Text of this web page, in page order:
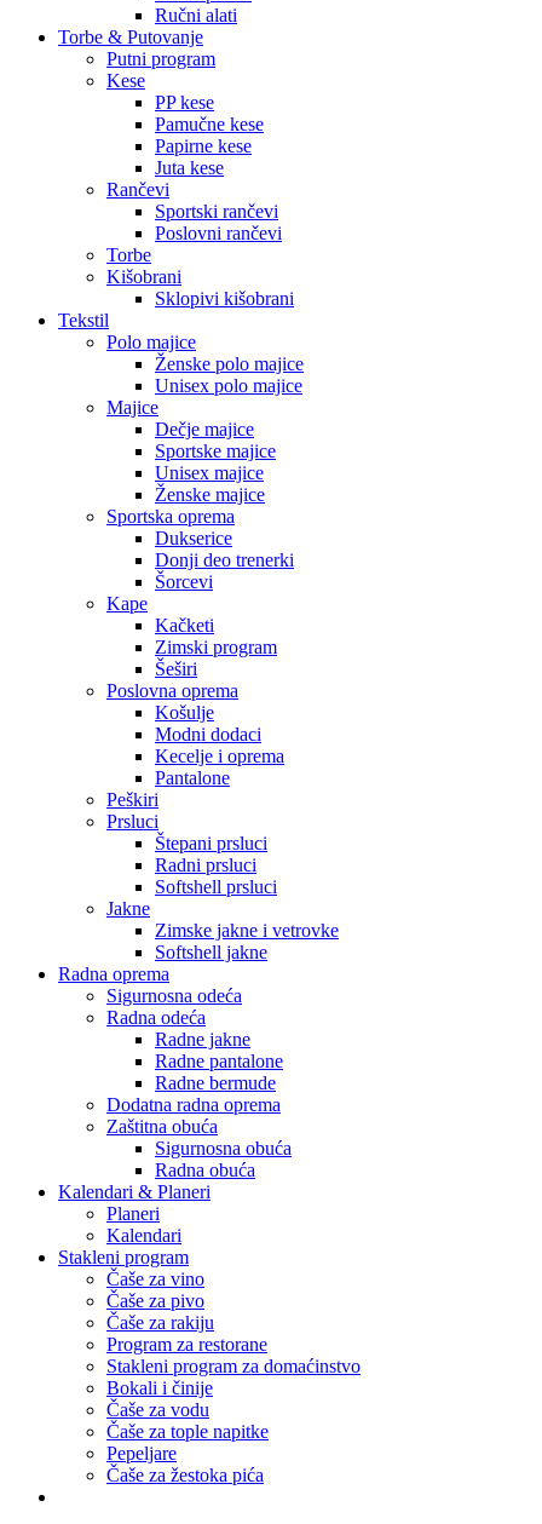
Ručni alati
Torbe & Putovanje
Putni program
Kese
PP kese
Pamučne kese
Papirne kese
Juta kese
Rančevi
Sportski rančevi
Poslovni rančevi
Torbe
Kišobrani
Sklopivi kišobrani
Tekstil
Polo majice
Ženske polo majice
Unisex polo majice
Majice
Dečje majice
Sportske majice
Unisex majice
Ženske majice
Sportska oprema
Dukserice
Donji deo trenerki
Šorcevi
Kape
Kačketi
Zimski program
Šeširi
Poslovna oprema
Košulje
Modni dodaci
Kecelje i oprema
Pantalone
Peškiri
Prsluci
Štepani prsluci
Radni prsluci
Softshell prsluci
Jakne
Zimske jakne i vetrovke
Softshell jakne
Radna oprema
Sigurnosna odeća
Radna odeća
Radne jakne
Radne pantalone
Radne bermude
Dodatna radna oprema
Zaštitna obuća
Sigurnosna obuća
Radna obuća
Kalendari & Planeri
Planeri
Kalendari
Stakleni program
Čaše za vino
Čaše za pivo
Čaše za rakiju
Program za restorane
Stakleni program za domaćinstvo
Bokali i činije
Čaše za vodu
Čaše za tople napitke
Pepeljare
Čaše za žestoka pića